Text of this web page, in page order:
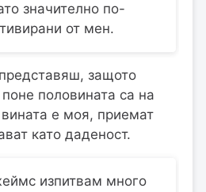
значително по-
от мен.
защото
половината са на
е моя, приемат
като даденост.
изпитвам много